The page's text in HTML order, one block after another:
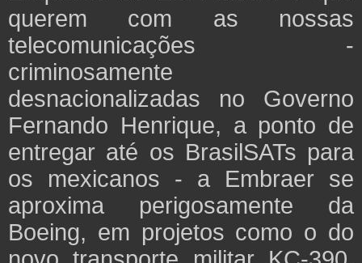
querem com as nossas
telecomunicações -
criminosamente
desnacionalizadas no Governo
Fernando Henrique, a ponto de
entregar até os BrasilSATs para
os mexicanos - a Embraer se
aproxima perigosamente da
Boeing, em projetos como o do